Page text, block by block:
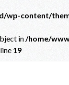
wp-content/
in/home/
19